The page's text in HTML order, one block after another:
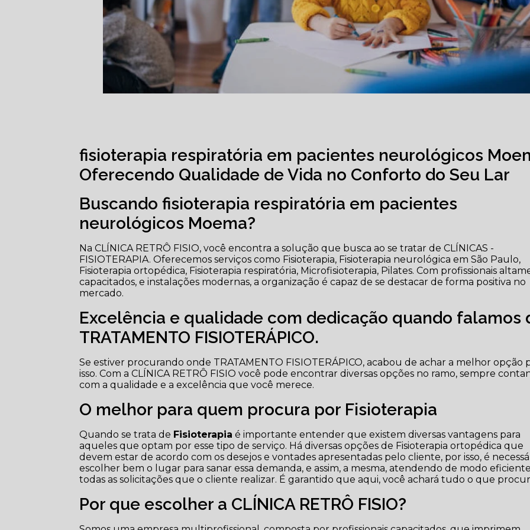
fisioterapia respiratória em pacientes neurológicos
Oferecendo Qualidade de Vida no Conforto do Seu Lar
Buscando fisioterapia respiratória em pacientes
neurológicos Moema?
Na CLÍNICA RETRÔ FISIO, você encontra a solução que busca ao se tratar de CLÍNICAS -
FISIOTERAPIA. Oferecemos serviços como Fisioterapia, Fisioterapia neurológica em São Paulo,
Fisioterapia ortopédica, Fisioterapia respiratória, Microfisioterapia, Pilates. Com profissionais
capacitados, e instalações modernas, a organização é capaz de se destacar de forma positiva no
mercado.
Excelência e qualidade com dedicação quando falamos
TRATAMENTO FISIOTERÁPICO.
Se estiver procurando onde TRATAMENTO FISIOTERÁPICO, acabou de achar a melhor opção
isso. Com a CLÍNICA RETRÔ FISIO você pode encontrar diversas opções no ramo, sempre
com a qualidade e a excelência que você merece.
O melhor para quem procura por Fisioterapia
Quando se trata de Fisioterapia é importante entender que existem diversas vantagens para
aqueles que optam por esse tipo de serviço. Há diversas opções de Fisioterapia ortopédica que
devem estar de acordo com os desejos e vontades apresentadas pelo cliente, por isso, é
escolher bem o lugar para sanar essa demanda, e assim, a mesma, atendendo de modo
todas as solicitações que o cliente realizar. É garantido que aqui, você achará tudo o que
Por que escolher a CLÍNICA RETRÔ FISIO?